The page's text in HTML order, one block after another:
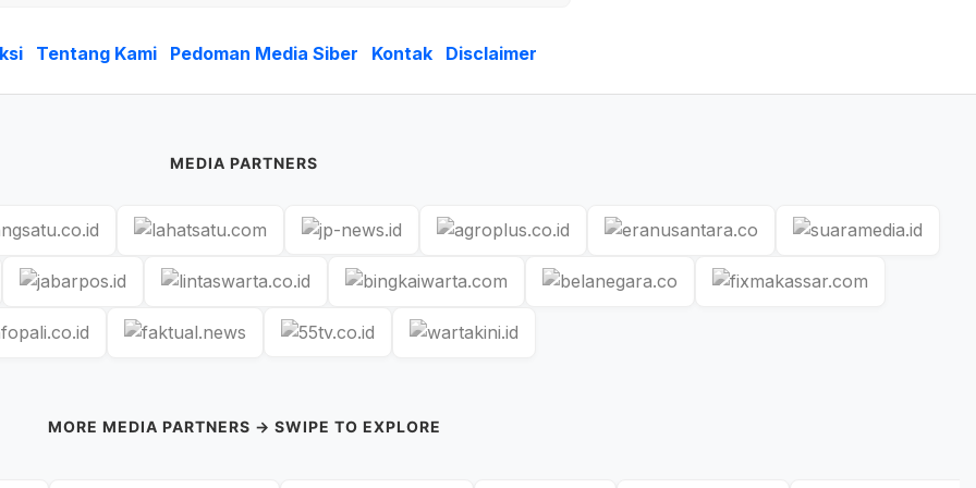
Tentang Kami Pedoman Media Siber Kontak Disclaimer
MEDIA PARTNERS
MORE MEDIA PARTNERS → SWIPE TO EXPLORE